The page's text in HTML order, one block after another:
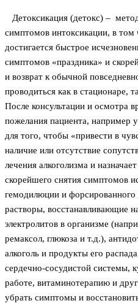
Детоксикация (детокс) –
симптомов интоксикации, в том
достигается быстрое
симптомов «праздника» и
и возврат к обычной
проводиться как в стационаре,
После консультации и осмотра
пожелания пациента, например
для того, чтобы «привести в
наличие или отсутствие
лечения алкоголизма и
скорейшего снятия симптомов
гемодилюции и
растворы, восстанавливающие
электролитов в организме
ремаксол, глюкоза и т.д.),
алкоголь и продукты его
сердечно-сосудистой
работе, витаминотерапию и
убрать симптомы и